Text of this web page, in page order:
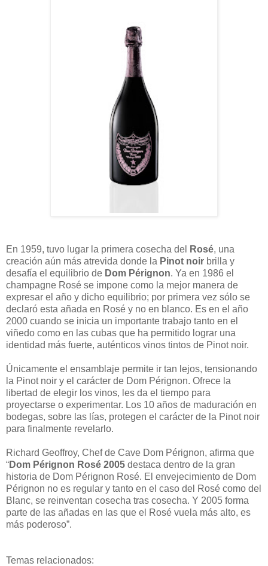
En 1959, tuvo lugar la primera cosecha del Rosé, una
creación aún más atrevida donde la Pinot noir brilla y
desafía el equilibrio de Dom Pérignon. Ya en 1986 el
champagne Rosé se impone como la mejor manera de
expresar el año y dicho equilibrio; por primera vez sólo se
declaró esta añada en Rosé y no en blanco. Es en el año
2000 cuando se inicia un importante trabajo tanto en el
viñedo como en las cubas que ha permitido lograr una
identidad más fuerte, auténticos vinos tintos de Pinot noir.
Únicamente el ensamblaje permite ir tan lejos, tensionando
la Pinot noir y el carácter de Dom Pérignon. Ofrece la
libertad de elegir los vinos, les da el tiempo para
proyectarse o experimentar. Los 10 años de maduración en
bodegas, sobre las lías, protegen el carácter de la Pinot noir
para finalmente revelarlo.
Richard Geoffroy, Chef de Cave Dom Pérignon, afirma que
“Dom Pérignon Rosé 2005 destaca dentro de la gran
historia de Dom Pérignon Rosé. El envejecimiento de Dom
Pérignon no es regular y tanto en el caso del Rosé como del
Blanc, se reinventan cosecha tras cosecha. Y 2005 forma
parte de las añadas en las que el Rosé vuela más alto, es
más poderoso”.
Temas relacionados: